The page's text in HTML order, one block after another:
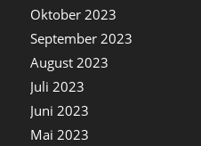
Oktober 2023
September 2023
August 2023
Juli 2023
Juni 2023
Mai 2023